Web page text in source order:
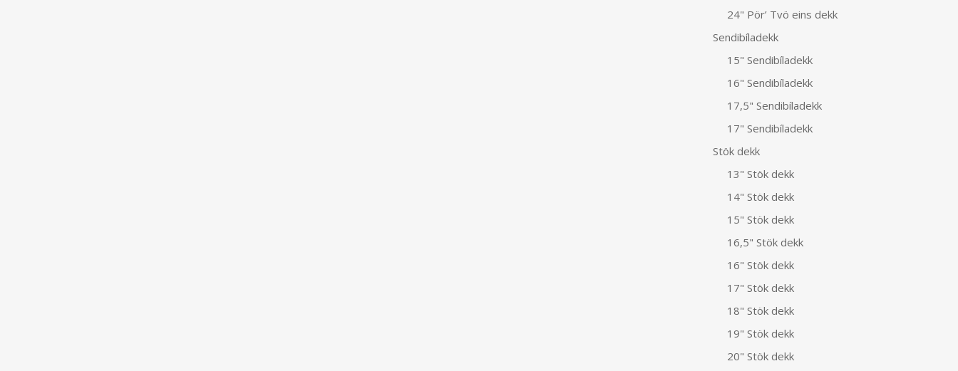
24" Pör’ Tvö eins dekk
Sendibíladekk
15" Sendibíladekk
16" Sendibíladekk
17,5" Sendibíladekk
17" Sendibíladekk
Stök dekk
13" Stök dekk
14" Stök dekk
15" Stök dekk
16,5" Stök dekk
16" Stök dekk
17" Stök dekk
18" Stök dekk
19" Stök dekk
20" Stök dekk